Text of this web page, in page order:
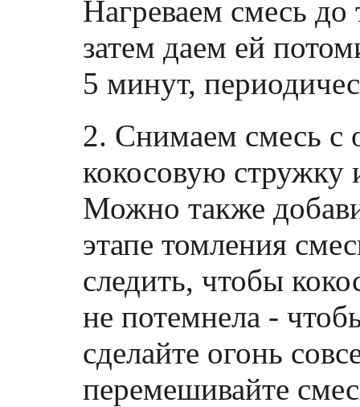
Нагреваем смесь
затем даем ей
5 минут,
2. Снимаем смесь с
кокосовую стружку
Можно также
этапе томления
следить, чтобы
не потемнела -
сделайте огонь
перемешивайте